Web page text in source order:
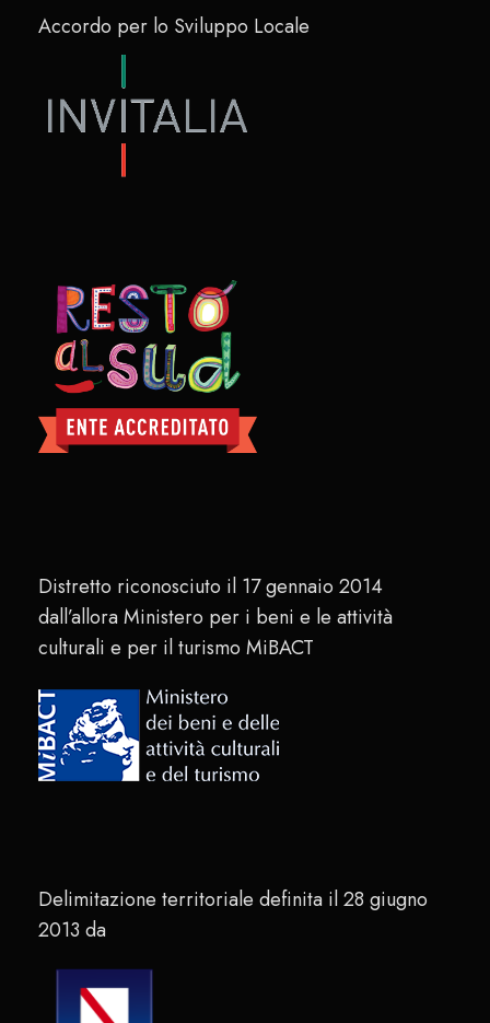
Accordo per lo Sviluppo Locale
Distretto riconosciuto il 17 gennaio 2014
dall’allora Ministero per i beni e le attività
culturali e per il turismo MiBACT
Delimitazione territoriale definita il 28 giugno
2013 da